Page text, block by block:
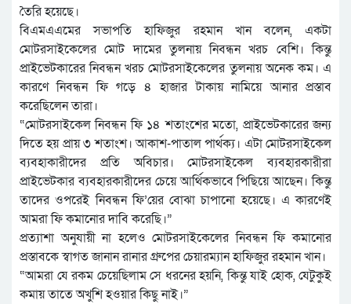
তৈরি হয়েছে।
বিএমএএমের সভাপতি হাফিজুর রহমান খান বলেন, একটা
মোটরসাইকেলের মোট দামের তুলনায় নিবন্ধন খরচ বেশি। কিন্তু
প্রাইভেটকারের নিবন্ধন খরচ মোটরসাইকেলের তুলনায় অনেক কম। এ
কারণে নিবন্ধন ফি গড়ে ৪ হাজার টাকায় নামিয়ে আনার প্রস্তাব
করেছিলেন তারা।
“মোটরসাইকেল নিবন্ধন ফি ১৪ শতাংশের মতো, প্রাইভেটকারের জন্য
দিতে হয় প্রায় ৩ শতাংশ। আকাশ-পাতাল পার্থক্য। এটা মোটরসাইকেল
ব্যবহাকারীদের প্রতি অবিচার। মোটরসাইকেল ব্যবহারকারীরা
প্রাইভেটকার ব্যবহারকারীদের চেয়ে আর্থিকভাবে পিছিয়ে আছেন। কিন্তু
তাদের ওপরেই নিবন্ধন ফি’য়ের বোঝা চাপানো হয়েছে। এ কারণেই
আমরা ফি কমানোর দাবি করেছি।”
প্রত্যাশা অনুযায়ী না হলেও মোটরসাইকেলের নিবন্ধন ফি কমানোর
প্রস্তাবকে স্বাগত জানান রানার গ্রুপের চেয়ারম্যান হাফিজুর রহমান খান।
“আমরা যে রকম চেয়েছিলাম সে ধরনের হয়নি, কিন্তু যাই হোক, যেটুকুই
কমায় তাতে অখুশি হওয়ার কিছু নাই।”